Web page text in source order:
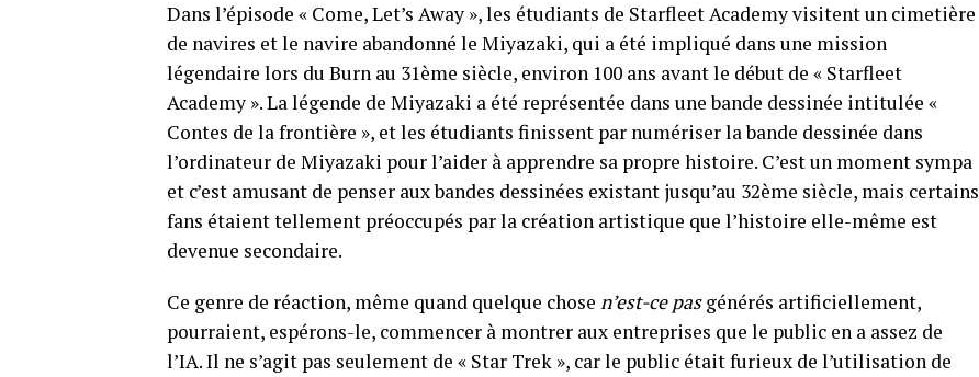
Dans l’épisode « Come, Let’s Away », les étudiants de Starfleet Academy visitent un cimetière
de navires et le navire abandonné le Miyazaki, qui a été impliqué dans une mission
légendaire lors du Burn au 31ème siècle, environ 100 ans avant le début de « Starfleet
Academy ». La légende de Miyazaki a été représentée dans une bande dessinée intitulée «
Contes de la frontière », et les étudiants finissent par numériser la bande dessinée dans
l’ordinateur de Miyazaki pour l’aider à apprendre sa propre histoire. C’est un moment sympa
et c’est amusant de penser aux bandes dessinées existant jusqu’au 32ème siècle, mais certains
fans étaient tellement préoccupés par la création artistique que l’histoire elle-même est
devenue secondaire.
Ce genre de réaction, même quand quelque chose n’est-ce pasgénérés artificiellement,
pourraient, espérons-le, commencer à montrer aux entreprises que le public en a assez de
l’IA. Il ne s’agit pas seulement de « Star Trek », car le public était furieux de l’utilisation de